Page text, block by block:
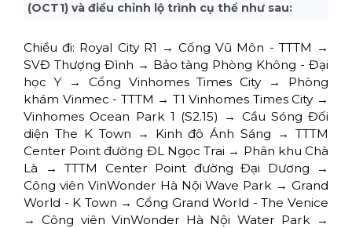
(OCT1) và điều chỉnh lộ trình cụ thể như sau:
Chiều đi: Royal City R1 → Cổng Vũ Môn - TTTM →
SVĐ Thượng Đình → Bảo tàng Phòng Không - Đại
học Y → Cổng Vinhomes Times City → Phòng
khám Vinmec - TTTM → T1 Vinhomes Times City →
Vinhomes Ocean Park 1 (S2.15) → Cầu Sóng Đối
diện The K Town → Kinh đô Ánh Sáng → TTTM
Center Point đường ĐL Ngọc Trai → Phân khu Chà
Là → TTTM Center Point đường Đại Dương →
Công viên VinWonder Hà Nội Wave Park → Grand
World - K Town → Cổng Grand World - The Venice
→ Công viên VinWonder Hà Nội Water Park →